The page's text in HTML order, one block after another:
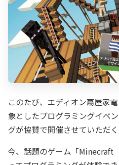
このたび、エディオン蔦屋家
象としたプログラミングイベ
グが協賛で開催させていただく
今、話題のゲーム「Minecraft